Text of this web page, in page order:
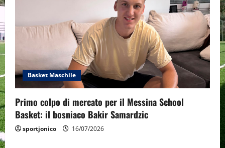
Basket Maschile
Primo colpo di mercato per il Messina School
Basket: il bosniaco Bakir Samardzic
sportjonico 16/07/2026